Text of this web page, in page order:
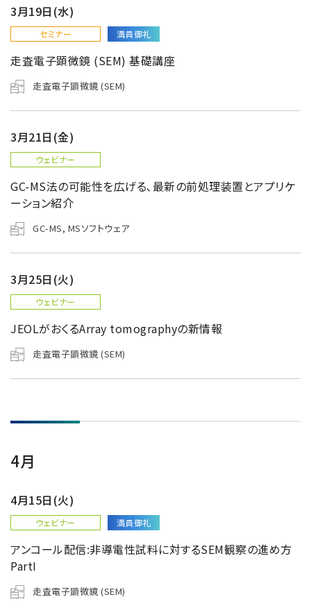
3月19日(水)
セミナー 満員御礼
走査電子顕微鏡 (SEM) 基礎講座
走査電子顕微鏡 (SEM)
3月21日(金)
ウェビナー
GC-MS法の可能性を広げる､最新の前処理装置とアプリケ
ーション紹介
GC-MS, MSソフトウェア
3月25日(火)
ウェビナー
JEOLがおくるArray tomographyの新情報
走査電子顕微鏡 (SEM)
4月
4月15日(火)
ウェビナー 満員御礼
アンコール配信:非導電性試料に対するSEM観察の進め方
PartI
走査電子顕微鏡 (SEM)